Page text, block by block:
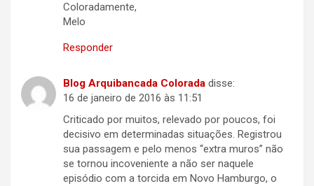
Coloradamente,
Melo
Responder
Blog Arquibancada Colorada disse:
16 de janeiro de 2016 às 11:51
Criticado por muitos, relevado por poucos, foi
decisivo em determinadas situações. Registrou
sua passagem e pelo menos “extra muros” não
se tornou incoveniente a não ser naquele
episódio com a torcida em Novo Hamburgo, o